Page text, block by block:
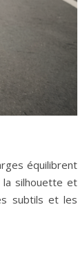
équilibrent
la silhouette et
subtils et les